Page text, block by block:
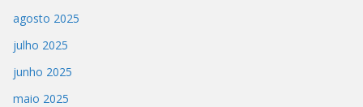
agosto 2025
julho 2025
junho 2025
maio 2025